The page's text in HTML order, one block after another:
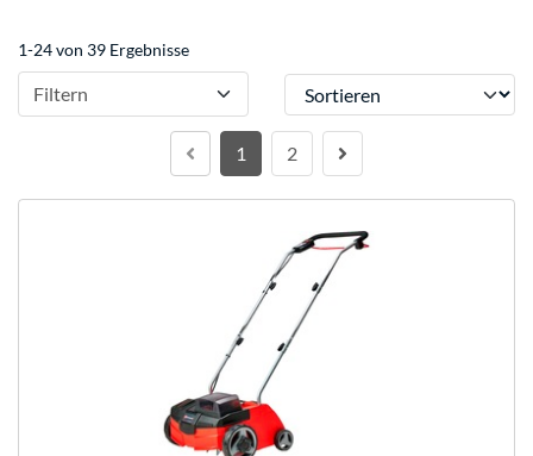
1-24 von 39 Ergebnisse
Filtern Sortieren
1 2